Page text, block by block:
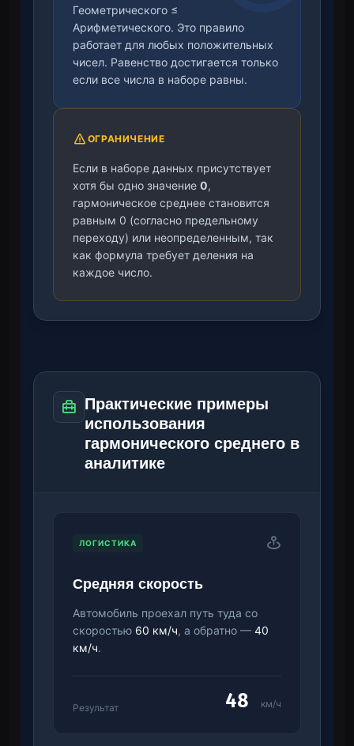
Геометрического ≤
Арифметического. Это правило
работает для любых положительных
чисел. Равенство достигается только
если все числа в наборе равны.
ОГРАНИЧЕНИЕ
Если в наборе данных присутствует
хотя бы одно значение0,
гармоническое среднее становится
равным 0 (согласно предельному
переходу) или неопределенным, так
как формула требует деления на
каждое число.
Практические примеры
использования
гармонического среднего в
аналитике
ЛОГИСТИКА
Средняя скорость
Автомобиль проехал путь туда со
скоростью 60 км/ч, а обратно —40
км/ч.
Результат 48 км/ч